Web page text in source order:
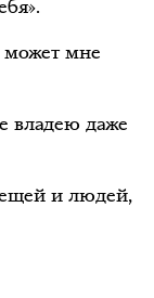
может мне
владею даже
и людей,